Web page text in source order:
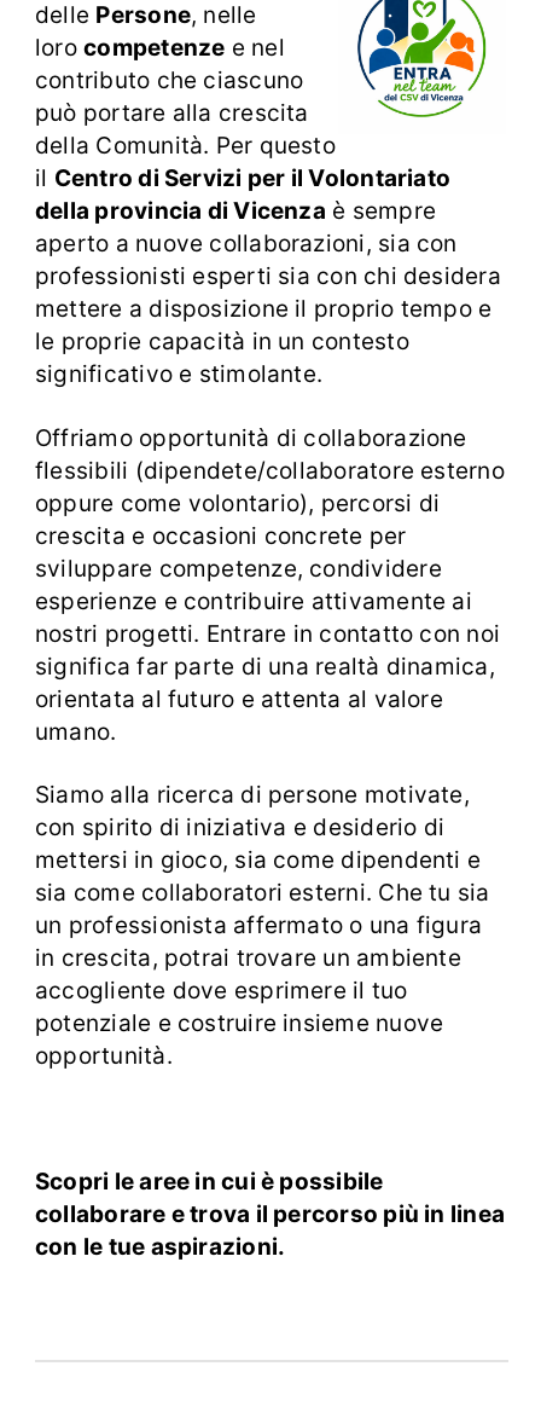
delle Persone, nelle
lorocompetenze e nel
contributo che ciascuno
può portare alla crescita
della Comunità. Per questo
il Centro di Servizi per il Volontariato
della provincia di Vicenza è sempre
aperto a nuove collaborazioni, sia con
professionisti esperti sia con chi desidera
mettere a disposizione il proprio tempo e
le proprie capacità in un contesto
significativo e stimolante.
Offriamo opportunità di collaborazione
flessibili (dipendete/collaboratore esterno
oppure come volontario), percorsi di
crescita e occasioni concrete per
sviluppare competenze, condividere
esperienze e contribuire attivamente ai
nostri progetti. Entrare in contatto con noi
significa far parte di una realtà dinamica,
orientata al futuro e attenta al valore
umano.
Siamo alla ricerca di persone motivate,
con spirito di iniziativa e desiderio di
mettersi in gioco, sia come dipendenti e
sia come collaboratori esterni. Che tu sia
un professionista affermato o una figura
in crescita, potrai trovare un ambiente
accogliente dove esprimere il tuo
potenziale e costruire insieme nuove
opportunità.
Scopri le aree in cui è possibile
collaborare e trova il percorso più in linea
con le tue aspirazioni.